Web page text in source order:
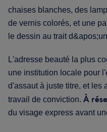
L'adresse beauté la plus
une institution locale pour
d'assaut à juste titre, et les
travail de conviction. À
du visage express avant